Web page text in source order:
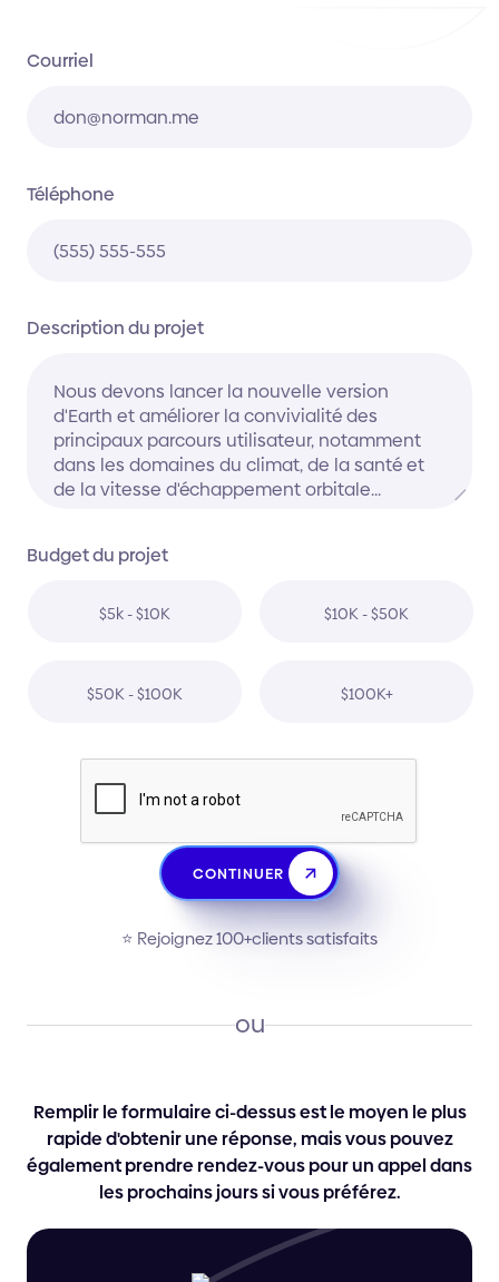
Courriel
Téléphone
Description du projet
Budget du projet
$5k - $10K $10K - $50K
$50K - $100K $100K+
CONTINUER
⭐️ Rejoignez 100+clients satisfaits
ou
Remplir le formulaire ci-dessus est le moyen le plus
rapide d'obtenir une réponse, mais vous pouvez
également prendre rendez-vous pour un appel dans
les prochains jours si vous préférez.